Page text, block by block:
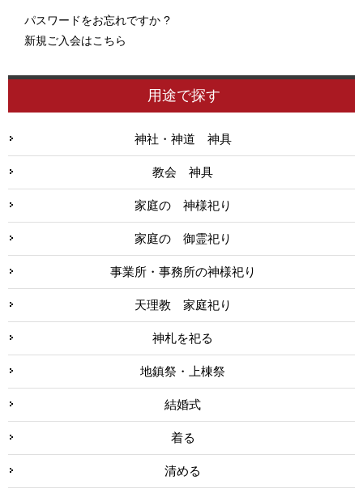
パスワードをお忘れですか ?
新規ご入会はこちら
用途で探す
神社・神道 神具
教会 神具
家庭の 神様祀り
家庭の 御霊祀り
事業所・事務所の神様祀り
天理教 家庭祀り
神札を祀る
地鎮祭・上棟祭
結婚式
着る
清める